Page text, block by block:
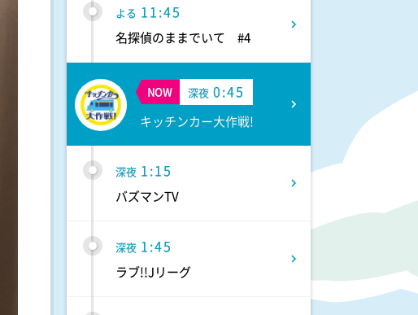
よる 11:45
名探偵のままでいて #4
NOW 深夜 0:45
キッチンカー大作戦!
深夜 1:15
バズマンTV
深夜 1:45
ラブ!!Jリーグ